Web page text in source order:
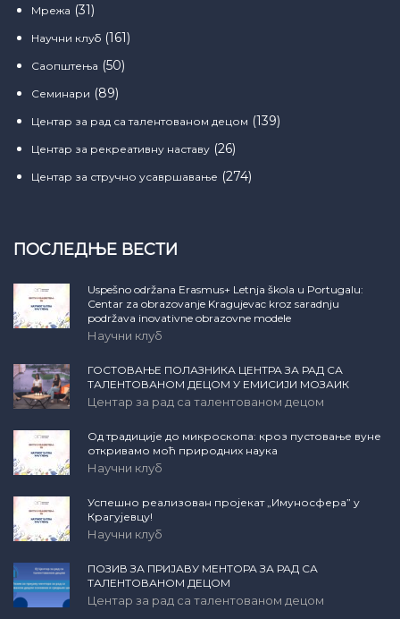
Мрежа (31)
Научни клуб (161)
Саопштења (50)
Семинари (89)
Центар за рад са талентованом децом (139)
Центар за рекреативну наставу (26)
Центар за стручно усавршавање (274)
ПОСЛЕДЊЕ ВЕСТИ
Uspešno održana Erasmus+ Letnja škola u Portugalu:
Centar za obrazovanje Kragujevac kroz saradnju
podržava inovativne obrazovne modele
Научни клуб
ГОСТОВАЊЕ ПОЛАЗНИКА ЦЕНТРА ЗА РАД СА
ТАЛЕНТОВАНОМ ДЕЦОМ У ЕМИСИЈИ МОЗАИК
Центар за рад са талентованом децом
Од традиције до микроскопа: кроз пустовање вуне
откривамо моћ природних наука
Научни клуб
Успешно реализован пројекат „Имуносфера” у
Крагујевцу!
Научни клуб
ПОЗИВ ЗА ПРИЈАВУ МЕНТОРА ЗА РАД СА
ТАЛЕНТОВАНОМ ДЕЦОМ
Центар за рад са талентованом децом